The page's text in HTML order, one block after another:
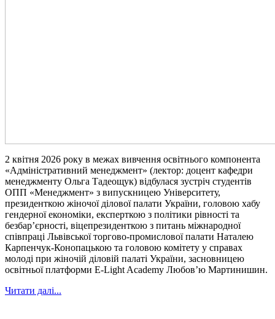
2 квітня 2026 року в межах вивчення освітнього компонента
«Адміністративний менеджмент» (лектор: доцент кафедри
менеджменту Ольга Тадеощук) відбулася зустріч студентів
ОПП «Менеджмент» з випускницею Університету,
президенткою жіночої ділової палати України, головою хабу
гендерної економіки, експерткою з політики рівності та
безбарʼєрності, віцепрезиденткою з питань міжнародної
співпраці Львівської торгово-промислової палати Наталею
Карпенчук-Конопацькою та головою комітету у справах
молоді при жіночій діловій палаті України, засновницею
освітньої платформи E-Light Academy Любовʼю Мартинишин.
Читати далі...